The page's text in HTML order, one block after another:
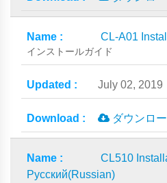
CL-A01
インストールガイド
July 02, 2019
ダウンロ
CL510
Русский(Russian)